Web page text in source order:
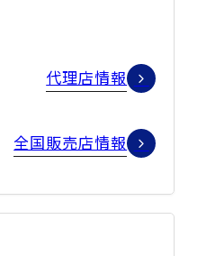
代理店情報
全国販売店情報